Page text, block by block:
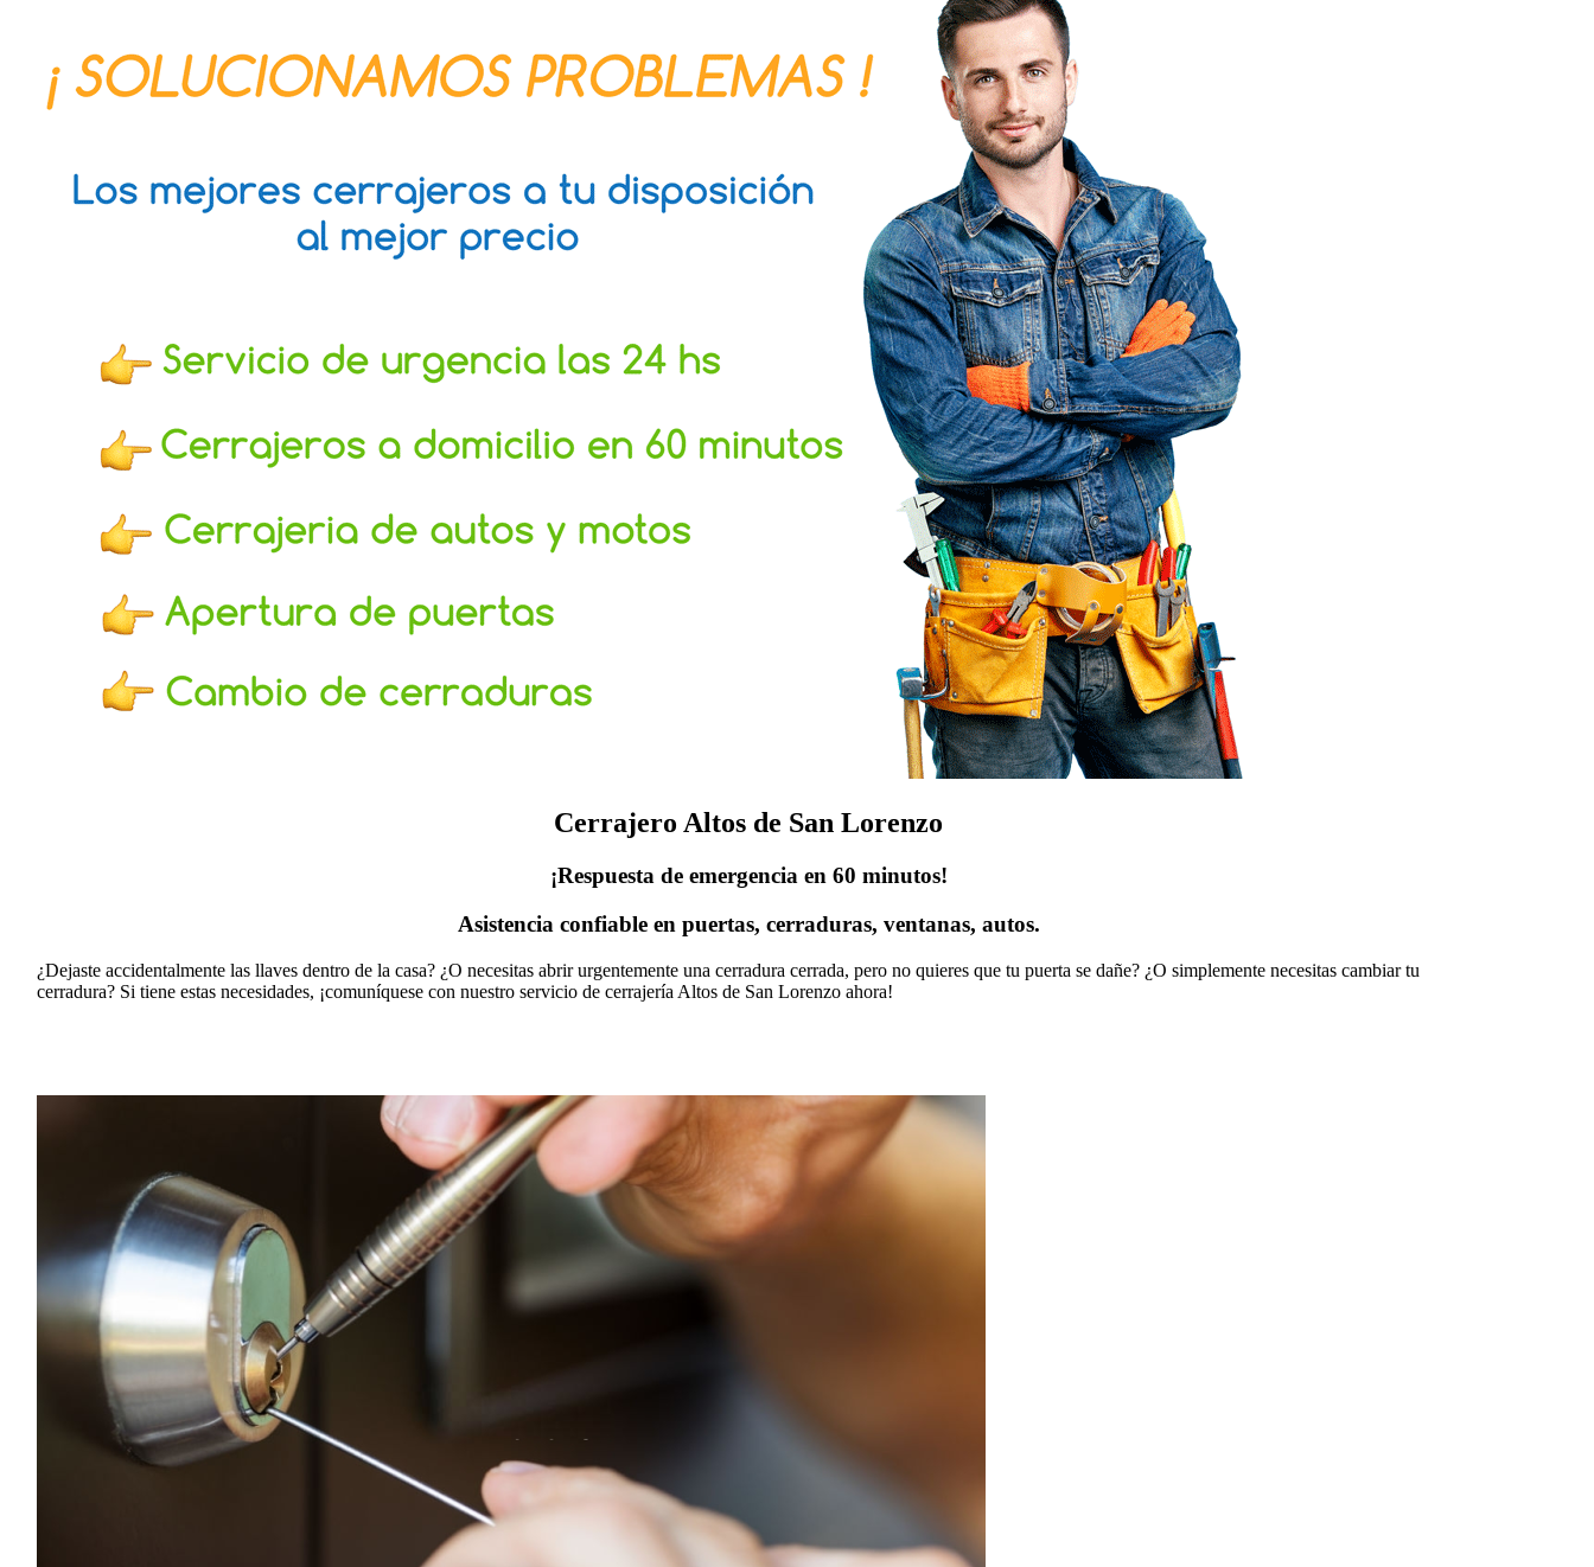
Cerrajero Altos de San Lorenzo
¡Respuesta de emergencia en 60 minutos!
Asistencia confiable en puertas, cerraduras, ventanas, autos.
¿Dejaste accidentalmente las llaves dentro de la casa? ¿O necesitas abrir urgentemente una cerradura cerrada, pero no quieres que tu puerta se dañe? ¿O simplemente necesitas cambiar tu
cerradura? Si tiene estas necesidades, ¡comuníquese con nuestro servicio de cerrajería Altos de San Lorenzo ahora!